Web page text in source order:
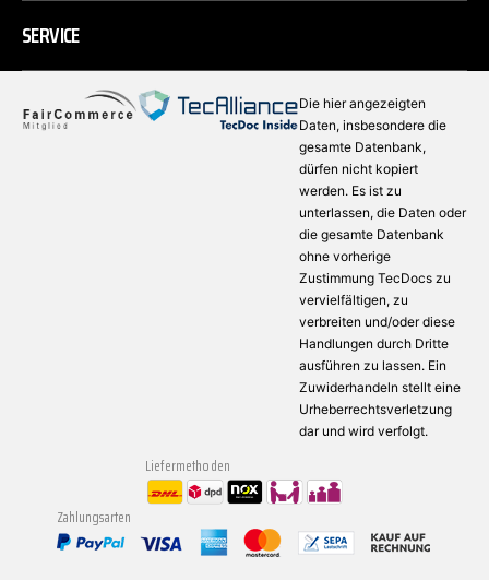
SERVICE
Die hier angezeigten
Daten, insbesondere die
gesamte Datenbank,
dürfen nicht kopiert
werden. Es ist zu
unterlassen, die Daten oder
die gesamte Datenbank
ohne vorherige
Zustimmung TecDocs zu
vervielfältigen, zu
verbreiten und/oder diese
Handlungen durch Dritte
ausführen zu lassen. Ein
Zuwiderhandeln stellt eine
Urheberrechtsverletzung
dar und wird verfolgt.
Liefermethoden
Zahlungsarten